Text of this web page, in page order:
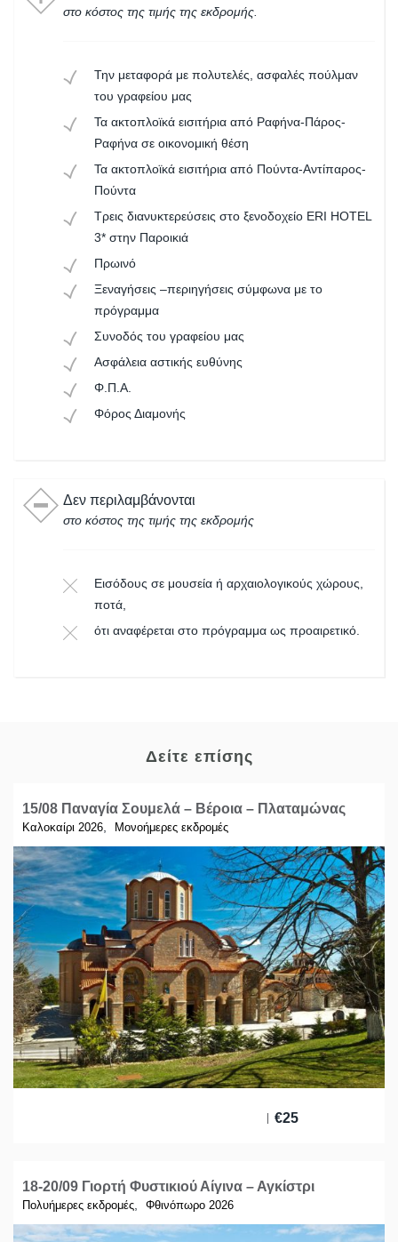
στο κόστος της τιμής της εκδρομής.
Την μεταφορά με πολυτελές, ασφαλές πούλμαν
του γραφείου μας
Τα ακτοπλοϊκά εισιτήρια από Ραφήνα-Πάρος-
Ραφήνα σε οικονομική θέση
Τα ακτοπλοϊκά εισιτήρια από Πούντα-Αντίπαρος-
Πούντα
Τρεις διανυκτερεύσεις στο ξενοδοχείο ERI HOTEL
3* στην Παροικιά
Πρωινό
Ξεναγήσεις –περιηγήσεις σύμφωνα με το
πρόγραμμα
Συνοδός του γραφείου μας
Ασφάλεια αστικής ευθύνης
Φ.Π.Α.
Φόρος Διαμονής
Δεν περιλαμβάνονται
στο κόστος της τιμής της εκδρομής
Εισόδους σε μουσεία ή αρχαιολογικούς χώρους,
ποτά,
ότι αναφέρεται στο πρόγραμμα ως προαιρετικό.
Δείτε επίσης
15/08 Παναγία Σουμελά – Βέροια – Πλαταμώνας
Καλοκαίρι 2026 Μονοήμερες εκδρομές
€25
18-20/09 Γιορτή Φυστικιού Αίγινα – Αγκίστρι
Πολυήμερες εκδρομές Φθινόπωρο 2026